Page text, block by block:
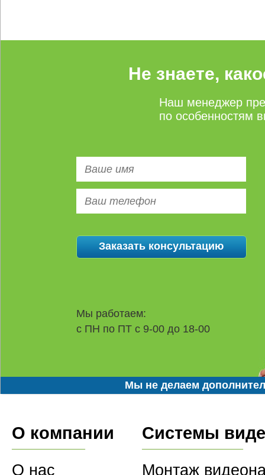
Не знаете,
Наш менеджер
по особенностям
Мы работаем:
с ПН по ПТ с 9-00 до 18-00
Мы не делаем
О компании
О нас
Системы
Монтаж